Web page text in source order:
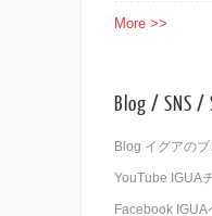
More >>
Blog / SNS /
Blog イグアの
YouTube IGUA
Facebook IGUA